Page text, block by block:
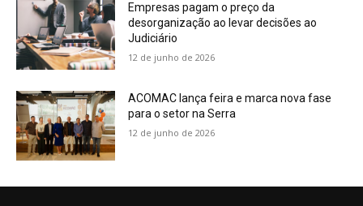
Empresas pagam o preço da
desorganização ao levar decisões ao
Judiciário
12 de junho de 2026
ACOMAC lança feira e marca nova fase
para o setor na Serra
12 de junho de 2026